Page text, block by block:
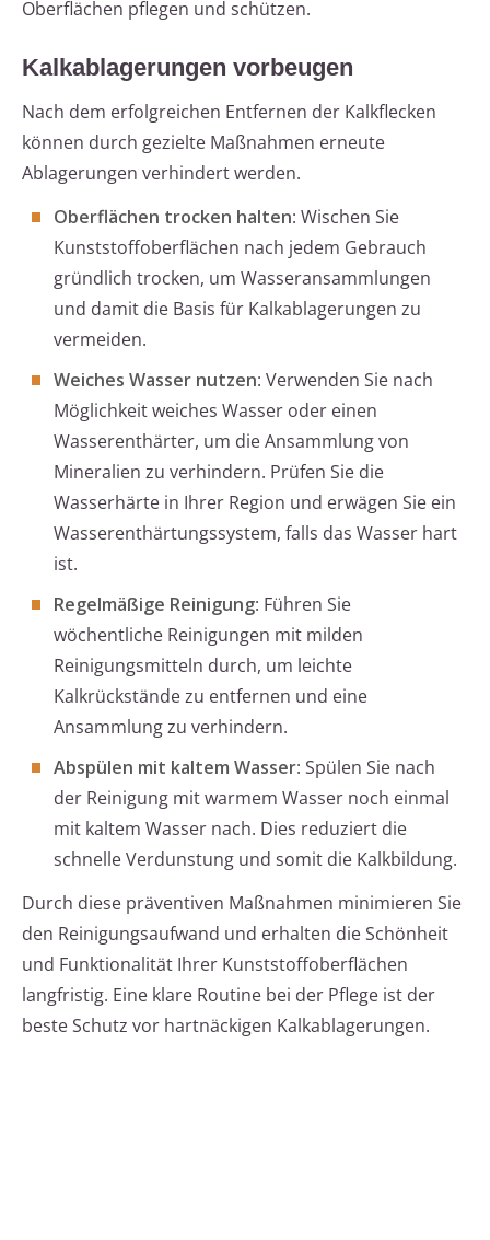
Oberflächen pflegen und schützen.
Kalkablagerungen vorbeugen
Nach dem erfolgreichen Entfernen der Kalkflecken
können durch gezielte Maßnahmen erneute
Ablagerungen verhindert werden.
Oberflächen trocken halten: Wischen Sie
Kunststoffoberflächen nach jedem Gebrauch
gründlich trocken, um Wasseransammlungen
und damit die Basis für Kalkablagerungen zu
vermeiden.
Weiches Wasser nutzen: Verwenden Sie nach
Möglichkeit weiches Wasser oder einen
Wasserenthärter, um die Ansammlung von
Mineralien zu verhindern. Prüfen Sie die
Wasserhärte in Ihrer Region und erwägen Sie ein
Wasserenthärtungssystem, falls das Wasser hart
ist.
Regelmäßige Reinigung: Führen Sie
wöchentliche Reinigungen mit milden
Reinigungsmitteln durch, um leichte
Kalkrückstände zu entfernen und eine
Ansammlung zu verhindern.
Abspülen mit kaltem Wasser: Spülen Sie nach
der Reinigung mit warmem Wasser noch einmal
mit kaltem Wasser nach. Dies reduziert die
schnelle Verdunstung und somit die Kalkbildung.
Durch diese präventiven Maßnahmen minimieren Sie
den Reinigungsaufwand und erhalten die Schönheit
und Funktionalität Ihrer Kunststoffoberflächen
langfristig. Eine klare Routine bei der Pflege ist der
beste Schutz vor hartnäckigen Kalkablagerungen.